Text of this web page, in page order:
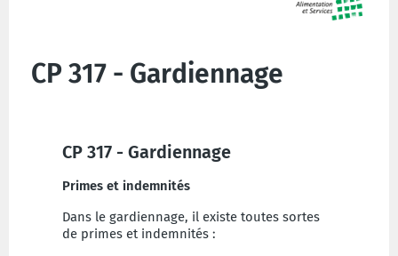
CP 317 - Gardiennage
CP 317 - Gardiennage
Primes et indemnités
Dans le gardiennage, il existe toutes sortes
de primes et indemnités :